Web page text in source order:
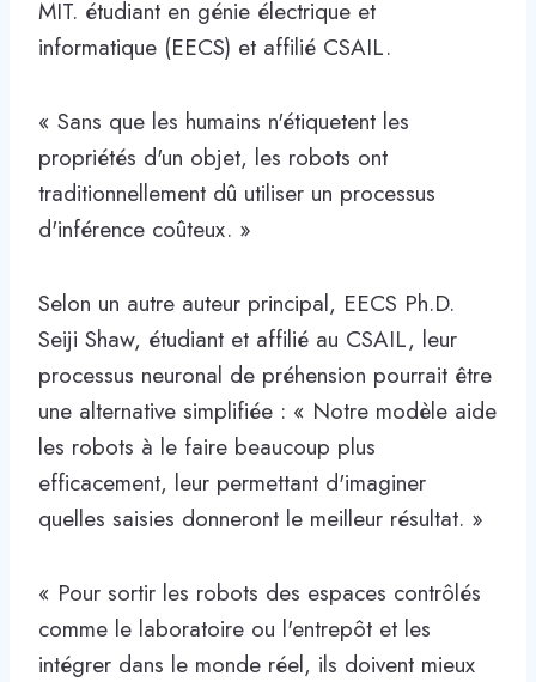
MIT. étudiant en génie électrique et
informatique (EECS) et affilié CSAIL.
« Sans que les humains n'étiquetent les
propriétés d'un objet, les robots ont
traditionnellement dû utiliser un processus
d'inférence coûteux. »
Selon un autre auteur principal, EECS Ph.D.
Seiji Shaw, étudiant et affilié au CSAIL, leur
processus neuronal de préhension pourrait être
une alternative simplifiée : « Notre modèle aide
les robots à le faire beaucoup plus
efficacement, leur permettant d'imaginer
quelles saisies donneront le meilleur résultat. »
« Pour sortir les robots des espaces contrôlés
comme le laboratoire ou l'entrepôt et les
intégrer dans le monde réel, ils doivent mieux